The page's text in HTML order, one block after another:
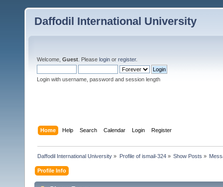
Daffodil International University
Welcome, Guest . Please login or register.
Login with username, password and session length
Home Help Search Calendar Login Register
Daffodil International University » Profile of ismail-324» Show Posts »
Profile Info